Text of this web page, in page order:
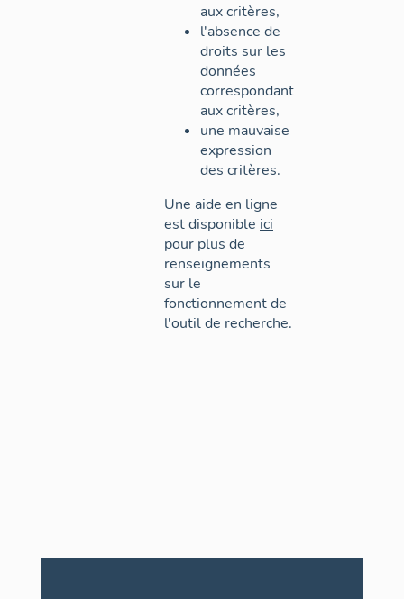
aux critères,
l'absence de
droits sur les
données
correspondant
aux critères,
une mauvaise
expression
des critères.
Une aide en ligne
est disponible ici
pour plus de
renseignements
sur le
fonctionnement de
l'outil de recherche.